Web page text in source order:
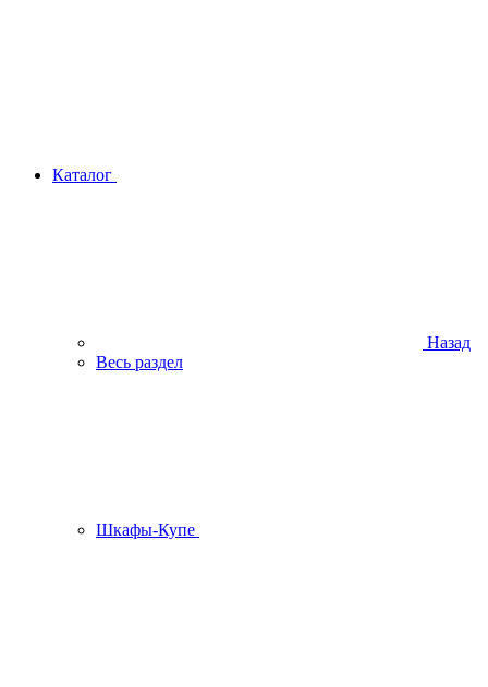
Каталог
Назад
Весь раздел
Шкафы-Купе